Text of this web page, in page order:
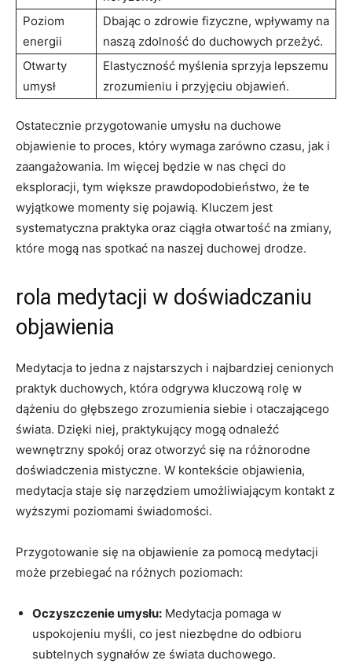
Poziom
energii
Dbając o zdrowie fizyczne, wpływamy na
naszą zdolność do duchowych przeżyć.
Otwarty
umysł
Elastyczność myślenia sprzyja lepszemu
zrozumieniu i przyjęciu objawień.
Ostatecznie przygotowanie umysłu na duchowe
objawienie to proces, który wymaga zarówno czasu, jak i
zaangażowania. Im więcej będzie w nas chęci do
eksploracji, tym większe prawdopodobieństwo, że te
wyjątkowe momenty się pojawią. Kluczem jest
systematyczna praktyka oraz ciągła otwartość na zmiany,
które mogą nas spotkać na naszej duchowej drodze.
rola medytacji w doświadczaniu
objawienia
Medytacja to jedna z najstarszych i najbardziej cenionych
praktyk duchowych, która odgrywa kluczową rolę w
dążeniu do głębszego zrozumienia siebie i otaczającego
świata. Dzięki niej, praktykujący mogą odnaleźć
wewnętrzny spokój oraz otworzyć się na różnorodne
doświadczenia mistyczne. W kontekście objawienia,
medytacja staje się narzędziem umożliwiającym kontakt z
wyższymi poziomami świadomości.
Przygotowanie się na objawienie za pomocą medytacji
może przebiegać na różnych poziomach:
Oczyszczenie umysłu: Medytacja pomaga w
uspokojeniu myśli, co jest niezbędne do odbioru
subtelnych sygnałów ze świata duchowego.